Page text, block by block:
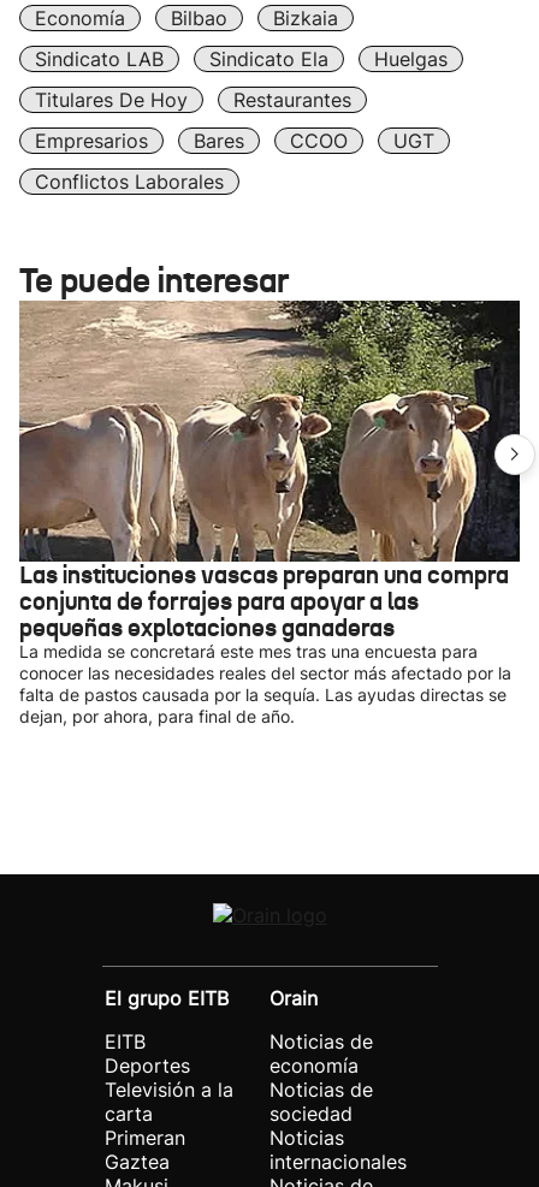
Economía Bilbao
Bizkaia
Sindicato LAB
Sindicato Ela
Huelgas
Titulares De Hoy
Restaurantes
Empresarios
Bares CCOO
UGT
Conflictos Laborales
Te puede interesar
Las instituciones vascas preparan una compra
conjunta de forrajes para apoyar a las
pequeñas explotaciones ganaderas
La medida se concretará este mes tras una encuesta para
conocer las necesidades reales del sector más afectado por la
falta de pastos causada por la sequía. Las ayudas directas se
dejan, por ahora, para final de año.
El grupo EITB
EITB
Deportes
Televisión a la
carta
Primeran
Gaztea
Orain
Noticias de
economía
Noticias de
sociedad
Noticias
internacionales